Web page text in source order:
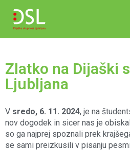
Zlatko na Dijaški
Ljubljana
V sredo, 6. 11. 2024, je na
nov dogodek in sicer nas je
so ga najprej spoznali prek
se sami preizkusili v pisanju